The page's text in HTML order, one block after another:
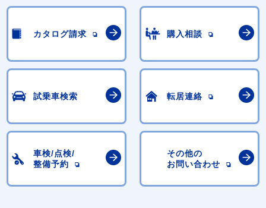
カタログ請求 購入相談
試乗車検索 転居連絡
車検/点検/
整備予約
その他の
お問い合わせ